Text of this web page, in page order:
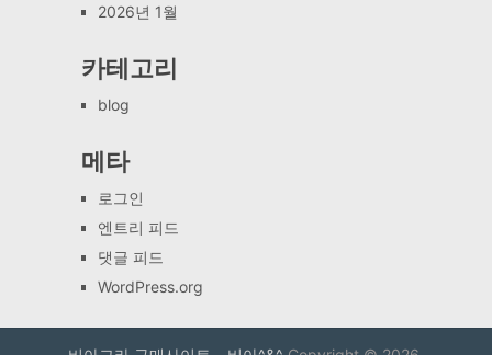
2026년 1월
카테고리
blog
메타
로그인
엔트리 피드
댓글 피드
WordPress.org